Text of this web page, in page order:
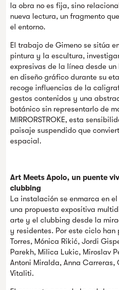
la obra no es fija, sino
nueva lectura, un fragmento
el entorno.
El trabajo de Gimeno se sitúa
pintura y la escultura,
expresivas de la línea desde
en diseño gráfico durante su
recoge influencias de la
gestos contenidos y una
botánico sin representarlo de
MIRRORSTROKE, esta
paisaje suspendido que
espacial.
Art Meets Apolo, un puente
clubbing
La instalación se enmarca en
una propuesta expositiva
arte y el clubbing desde la
y residentes. Por este ciclo
Torres, Mónica Rikić, Jordi
Parekh, Milica Lukic, Miroslav
Antoni Miralda, Anna
Vitaliti.